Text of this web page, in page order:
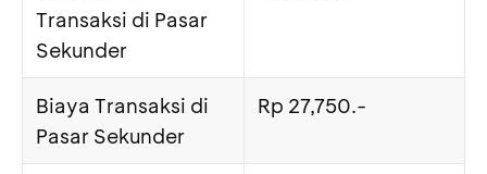
Transaksi di Pasar
Sekunder
Biaya Transaksi di
Pasar Sekunder
Rp 27,750.-